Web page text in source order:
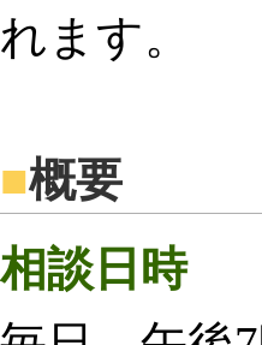
れます。
■概要
相談日時